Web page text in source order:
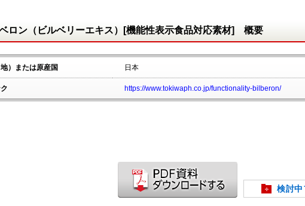
ロン（ビルベリーエキス）[機能性表示食品対応素材] 概要
）または原産国 日本
https://www.tokiwaph.co.jp/functionality-bilberon/
検討中